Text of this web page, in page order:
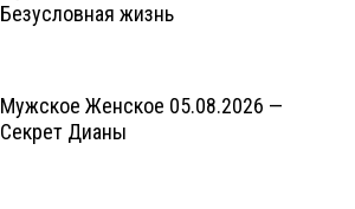
Безусловная жизнь
Мужское Женское 05.08.2026 —
Секрет Дианы